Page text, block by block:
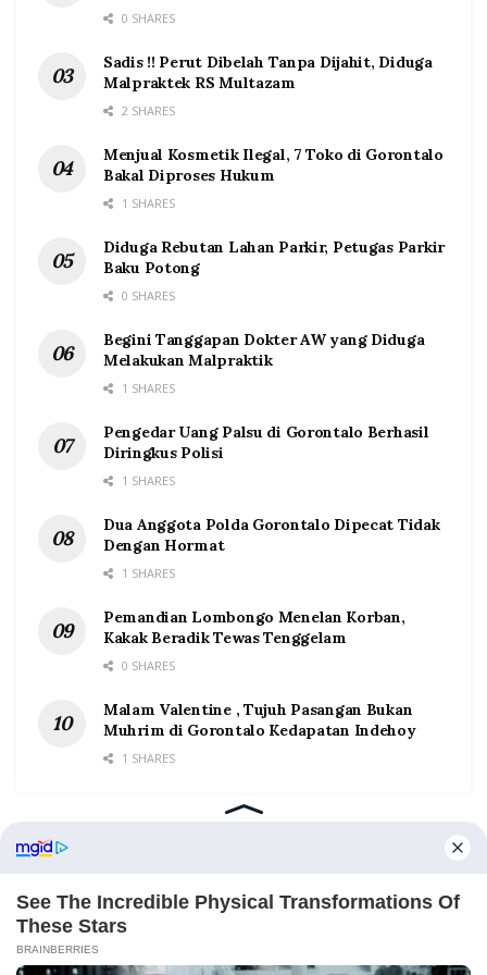
0 SHARES
Sadis !! Perut Dibelah Tanpa Dijahit, Diduga
Malpraktek RS Multazam
2 SHARES
Menjual Kosmetik Ilegal, 7 Toko di Gorontalo
Bakal Diproses Hukum
1 SHARES
Diduga Rebutan Lahan Parkir, Petugas Parkir
Baku Potong
0 SHARES
Begini Tanggapan Dokter AW yang Diduga
Melakukan Malpraktik
1 SHARES
Pengedar Uang Palsu di Gorontalo Berhasil
Diringkus Polisi
1 SHARES
Dua Anggota Polda Gorontalo Dipecat Tidak
Dengan Hormat
1 SHARES
Pemandian Lombongo Menelan Korban,
Kakak Beradik Tewas Tenggelam
0 SHARES
Malam Valentine , Tujuh Pasangan Bukan
Muhrim di Gorontalo Kedapatan Indehoy
1 SHARES
Home Tentang Kontak Redaksi Pedoman Media Siber